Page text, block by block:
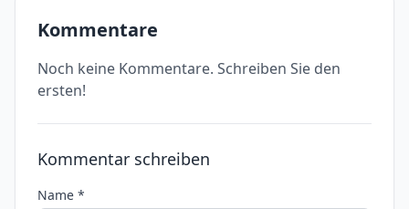
Kommentare
Noch keine Kommentare. Schreiben Sie den
ersten!
Kommentar schreiben
Name *